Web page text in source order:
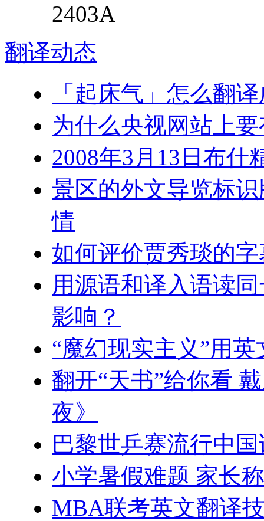
2403A
翻译动态
「起床气」怎么翻
为什么央视网站上
2008年3月13日布什
景区的外文导览标
情
如何评价贾秀琰的
用源语和译入语读
影响？
“魔幻现实主义”用
翻开“天书”给你看
夜》
巴黎世乒赛流行中
小学暑假难题 家长
MBA联考英文翻译